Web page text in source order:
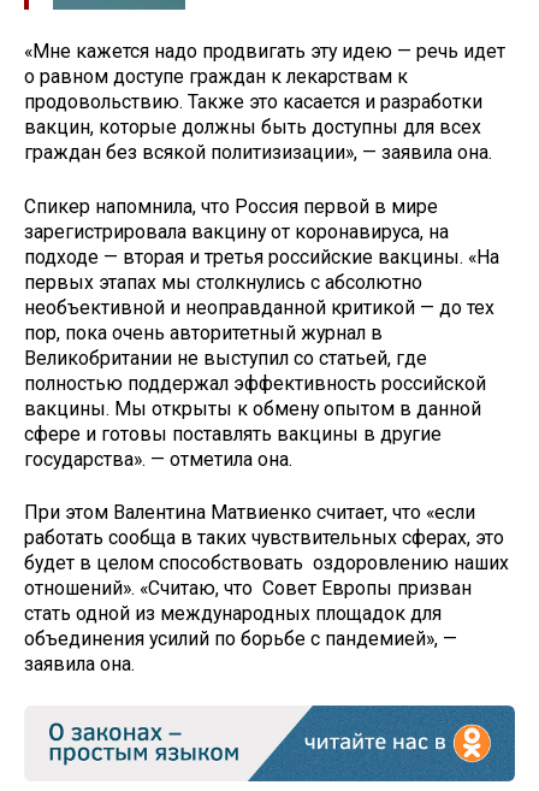
«Мне кажется надо продвигать эту идею — речь идет
о равном доступе граждан к лекарствам к
продовольствию. Также это касается и разработки
вакцин, которые должны быть доступны для всех
граждан без всякой политизизации», — заявила она.
Спикер напомнила, что Россия первой в мире
зарегистрировала вакцину от коронавируса, на
подходе — вторая и третья российские вакцины. «На
первых этапах мы столкнулись с абсолютно
необъективной и неоправданной критикой — до тех
пор, пока очень авторитетный журнал в
Великобритании не выступил со статьей, где
полностью поддержал эффективность российской
вакцины. Мы открыты к обмену опытом в данной
сфере и готовы поставлять вакцины в другие
государства». — отметила она.
При этом Валентина Матвиенко считает, что «если
работать сообща в таких чувствительных сферах, это
будет в целом способствовать оздоровлению наших
отношений». «Считаю, что Совет Европы призван
стать одной из международных площадок для
объединения усилий по борьбе с пандемией», —
заявила она.